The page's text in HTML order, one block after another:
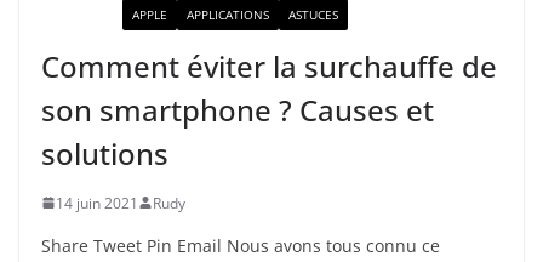
APPLE APPLICATIONS ASTUCES
Comment éviter la surchauffe de
son smartphone ? Causes et
solutions
14 juin 2021 Rudy
Share Tweet Pin Email Nous avons tous connu ce